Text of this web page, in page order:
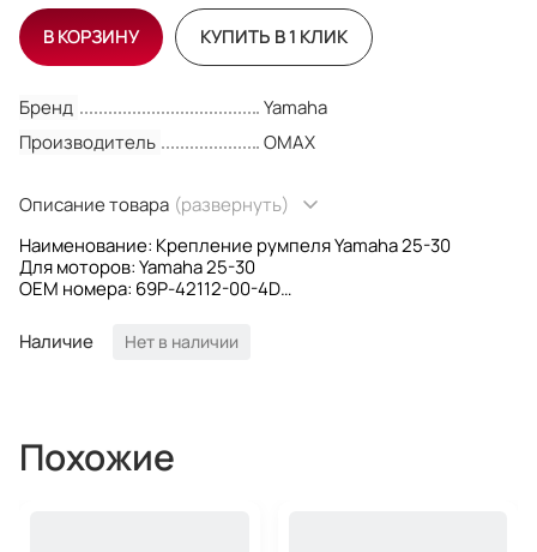
Бренд
Yamaha
Производитель
OMAX
Описание товара (развернуть)
Наименование: Крепление румпеля Yamaha 25-30
Для моторов: Yamaha 25-30
OEM номера: 69P-42112-00-4D
Наличие
Нет в наличии
В КОРЗИНУ КУПИТЬ В 1 КЛИК
Похожие